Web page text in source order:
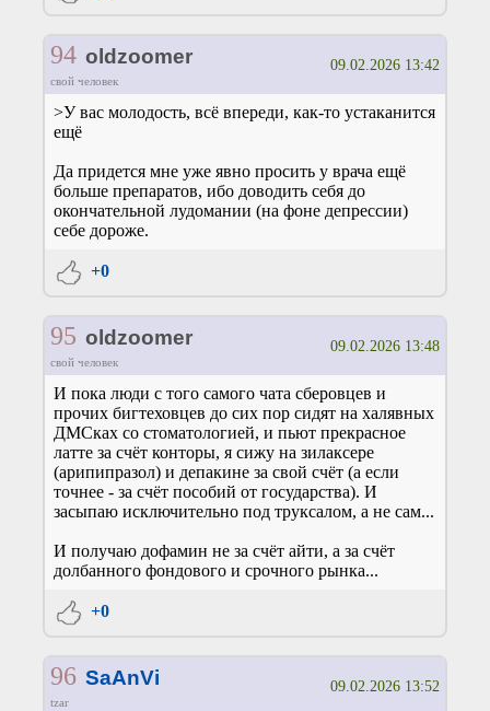
94 oldzoomer
свой человек
09.02.2026 13:42
>У вас молодость, всё впереди, как-то устаканится
ещё
Да придется мне уже явно просить у врача ещё
больше препаратов, ибо доводить себя до
окончательной лудомании (на фоне депрессии)
себе дороже.
+0
95 oldzoomer
свой человек
09.02.2026 13:48
И пока люди с того самого чата сберовцев и
прочих бигтеховцев до сих пор сидят на халявных
ДМСках со стоматологией, и пьют прекрасное
латте за счёт конторы, я сижу на зилаксере
(арипипразол) и депакине за свой счёт (а если
точнее - за счёт пособий от государства). И
засыпаю исключительно под труксалом, а не сам...
И получаю дофамин не за счёт айти, а за счёт
долбанного фондового и срочного рынка...
+0
96 SaAnVi
tzar
09.02.2026 13:52